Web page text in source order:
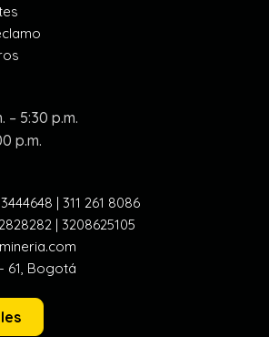
– 5:30 p.m.
p.m.
| 311 261 8086
| 3208625105
61, Bogotá